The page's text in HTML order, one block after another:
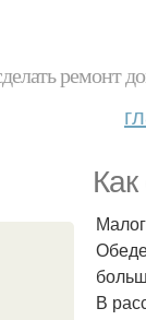
ремонт
В